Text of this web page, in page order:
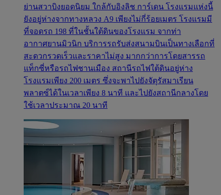
ย่านสวาบิงยอดนิยม ใกล้กับอิงลิช การ์เดน โรงแรมแห่งนี้
ยังอยู่ห่างจากทางหลวง A9 เพียงไม่กี่ร้อยเมตร โรงแรมมี
ที่จอดรถ 198 ที่ในชั้นใต้ดินของโรงแรม จากท่า
อากาศยานมิวนิก บริการรถรับส่งสนามบินเป็นทางเลือกที่
สะดวกรวดเร็วและราคาไม่สูง มากกว่าการโดยสารรถ
แท็กซี่หรือรถไฟชานเมือง สถานีรถไฟใต้ดินอยู่ห่าง
โรงแรมเพียง 200 เมตร ซึ่งจะพาไปยังจัตุรัสมาเรียน
พลาตซ์ได้ในเวลาเพียง 8 นาที และไปยังสถานีกลางโดย
ใช้เวลาประมาณ 20 นาที